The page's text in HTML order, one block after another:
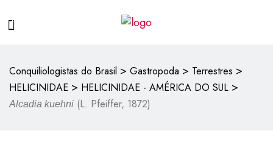
Conquiliologistas do Brasil > Gastropoda > Terrestres >
HELICINIDAE > HELICINIDAE - AMÉRICA DO SUL >
Alcadia kuehni (L. Pfeiffer, 1872)